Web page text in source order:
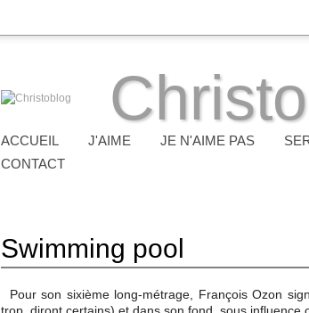
ACCUEIL J'AIME JE N'AIME PAS
CONTACT
Swimming pool
Pour son sixième long-métrage, François Ozon